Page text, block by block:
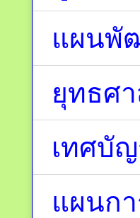
แผนพั
ยุทธศ
เทศบั
แผนก